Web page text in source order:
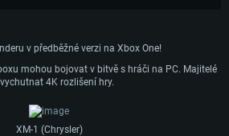
v předběžné verzi na Xbox One!
mohou bojovat v bitvě s hráči na PC. Majitelé
4K rozlišení hry.
XM-1 (Chrysler)